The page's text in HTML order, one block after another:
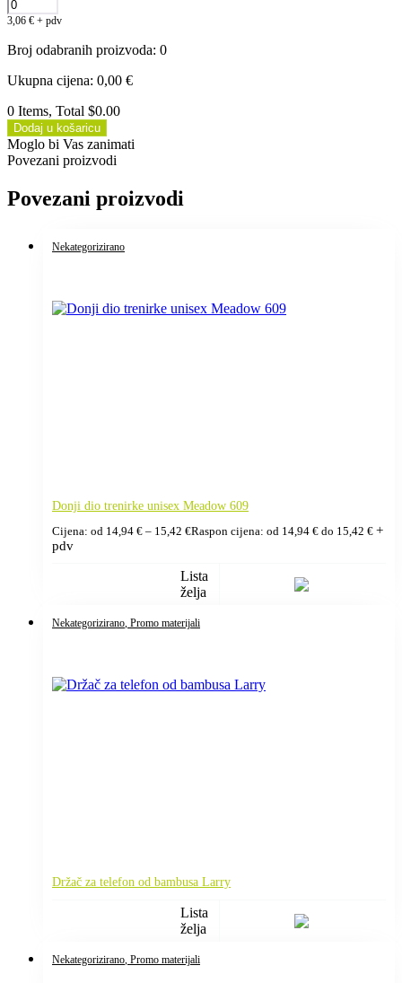
3,06 € + pdv
Broj odabranih proizvoda: 0
Ukupna cijena: 0,00 €
0 Items, Total $0.00
Dodaj u košaricu
Moglo bi Vas zanimati
Povezani proizvodi
Povezani proizvodi
Nekategorizirano
Donji dio trenirke unisex Meadow 609
Cijena: od 14,94 € – 15,42 €Raspon cijena: od 14,94 € do 15,42 € +
pdv
Lista
želja
Nekategorizirano , Promo materijali
Držač za telefon od bambusa Larry
Lista
želja
Nekategorizirano , Promo materijali